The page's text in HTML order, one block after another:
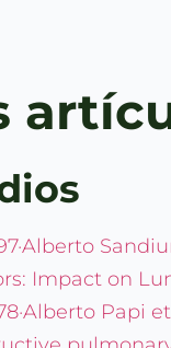
Impact on
Papi